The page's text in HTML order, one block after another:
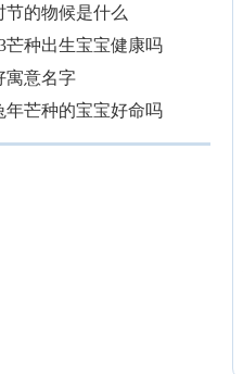
的物候是什么
芒种出生宝宝健康吗
寓意名字
芒种的宝宝好命吗